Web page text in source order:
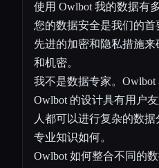
使用 Owlbot 我的数据有
您的数据安全是我们的
先进的加密和隐私措施
和机密。
我不是数据专家。Owlbot
Owlbot 的设计具有用户
人都可以进行复杂的数
专业知识如何。
Owlbot 如何整合不同的数